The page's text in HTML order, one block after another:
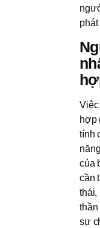
phát
hợp
tính
của
cần
thái,
sự